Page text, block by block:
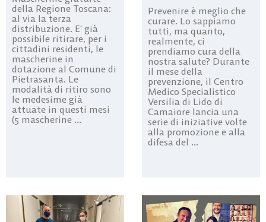
della Regione Toscana:
al via la terza
distribuzione. E’ già
possibile ritirare, per i
cittadini residenti, le
mascherine in
dotazione al Comune di
Pietrasanta. Le
modalità di ritiro sono
le medesime già
attuate in questi mesi
(5 mascherine ...
Prevenire è meglio che
curare. Lo sappiamo
tutti, ma quanto,
realmente, ci
prendiamo cura della
nostra salute? Durante
il mese della
prevenzione, il Centro
Medico Specialistico
Versilia di Lido di
Camaiore lancia una
serie di iniziative volte
alla promozione e alla
difesa del ...